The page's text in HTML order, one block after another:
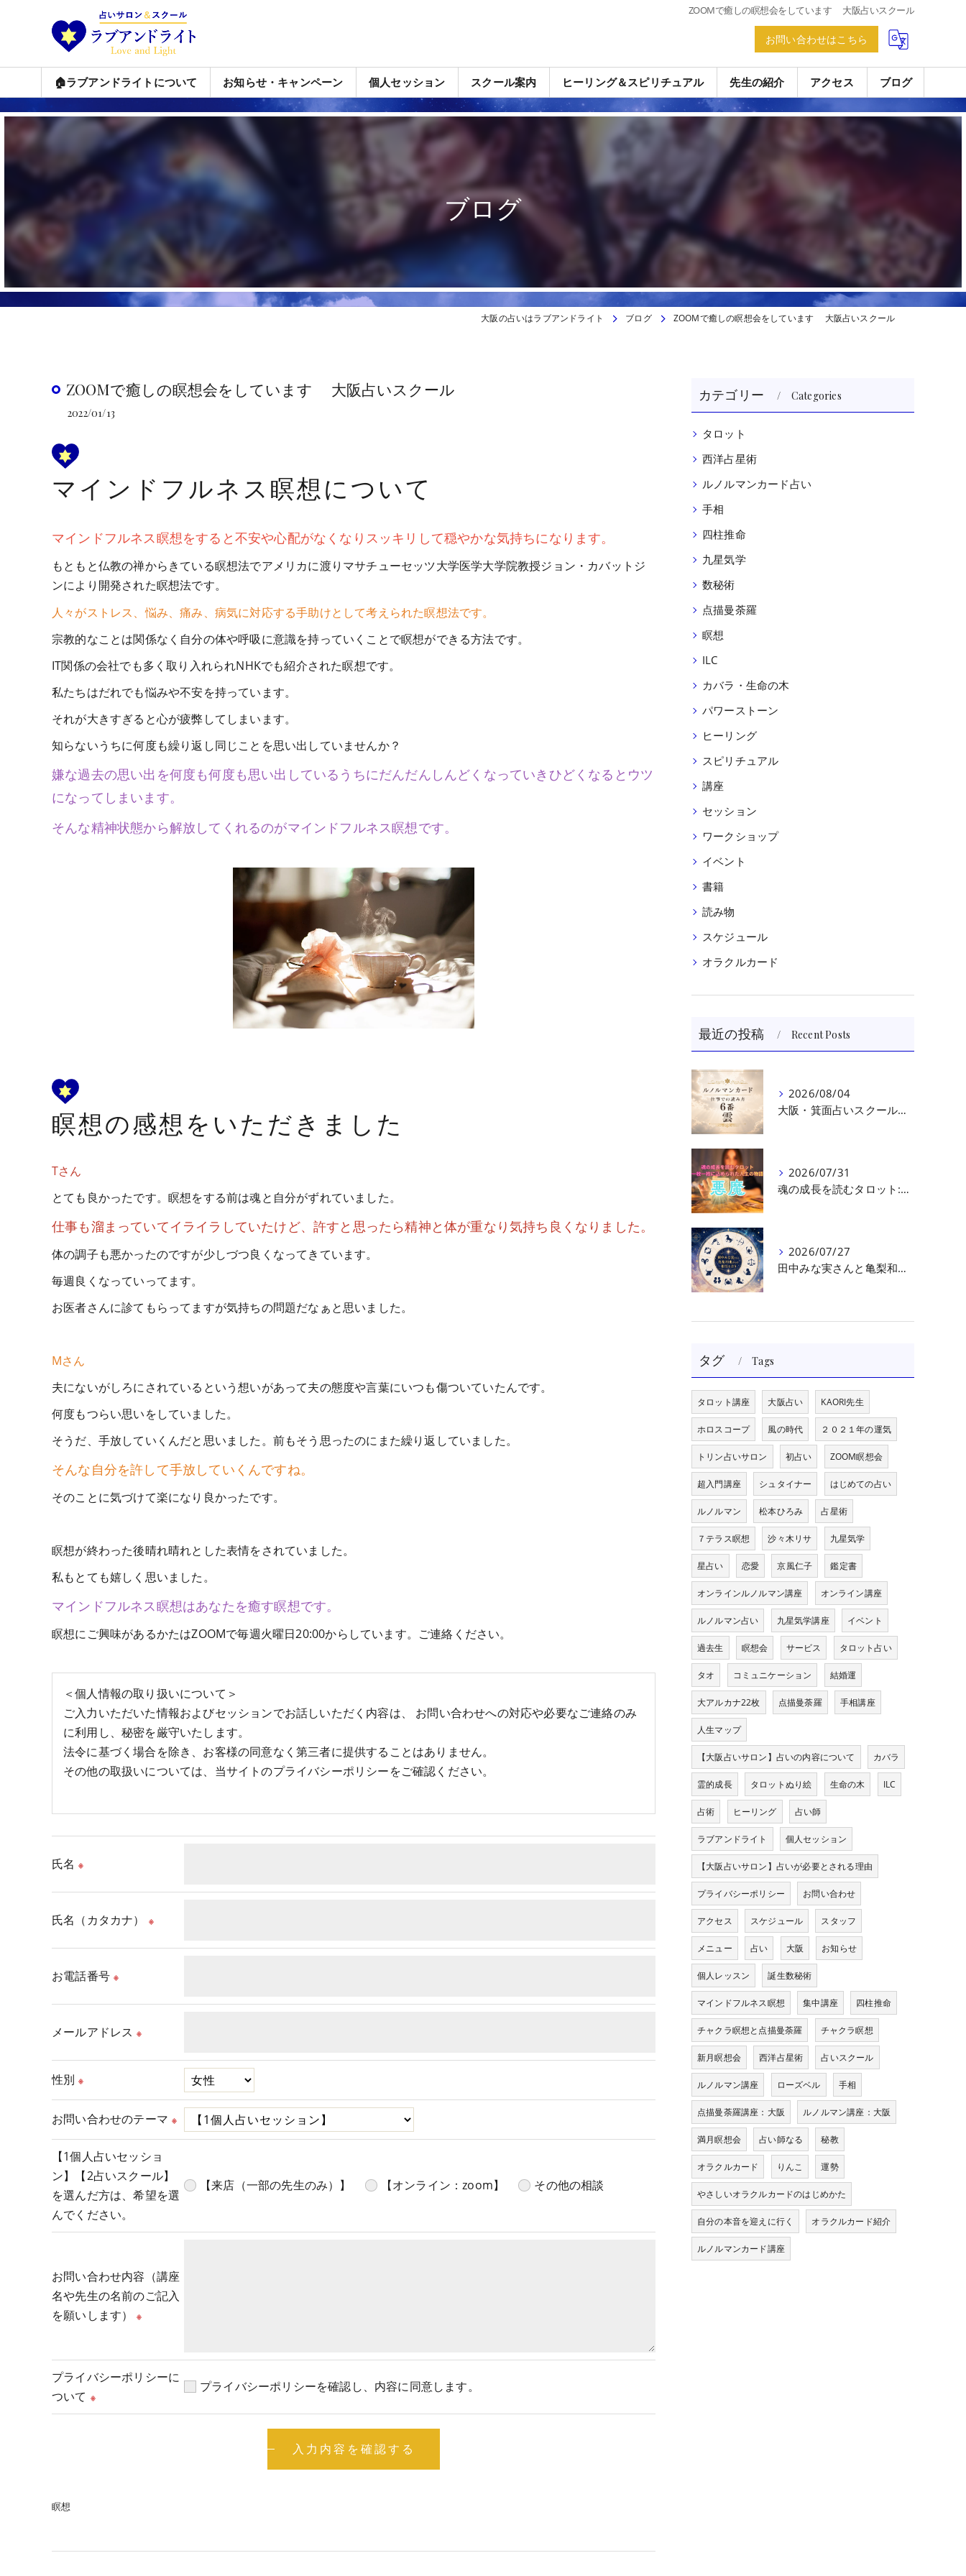
ZOOMで癒しの瞑想会をしています 大阪占いスクール
お問い合わせはこちら
🏠ラブアンドライトについて お知らせ・キャンペーン 個人セッション スクール案内 ヒーリング＆スピリチュアル 先生の紹介 アクセス ブログ
ブログ
大阪の占いはラブアンドライト ブログ ZOOMで癒しの瞑想会をしています 大阪占いスクール
ZOOMで癒しの瞑想会をしています 大阪占いスクール
2022/01/13
マインドフルネス瞑想について
マインドフルネス瞑想をすると不安や心配がなくなりスッキリして穏やかな気持ちになります。
もともと仏教の禅からきている瞑想法でアメリカに渡りマサチューセッツ大学医学大学院教授ジョン・カバットジ
ンにより開発された瞑想法です。
人々がストレス、悩み、痛み、病気に対応する手助けとして考えられた瞑想法です。
宗教的なことは関係なく自分の体や呼吸に意識を持っていくことで瞑想ができる方法です。
IT関係の会社でも多く取り入れられNHKでも紹介された瞑想です。
私たちはだれでも悩みや不安を持っています。
それが大きすぎると心が疲弊してしまいます。
知らないうちに何度も繰り返し同じことを思い出していませんか？
嫌な過去の思い出を何度も何度も思い出しているうちにだんだんしんどくなっていきひどくなるとウツ
になってしまいます。
そんな精神状態から解放してくれるのがマインドフルネス瞑想です。
瞑想の感想をいただきました
Tさん
とても良かったです。瞑想をする前は魂と自分がずれていました。
仕事も溜まっていてイライラしていたけど、許すと思ったら精神と体が重なり気持ち良くなりました。
体の調子も悪かったのですが少しづつ良くなってきています。
毎週良くなっていってます。
お医者さんに診てもらってますが気持ちの問題だなぁと思いました。
Mさん
夫にないがしろにされているという想いがあって夫の態度や言葉にいつも傷ついていたんです。
何度もつらい思いをしていました。
そうだ、手放していくんだと思いました。前もそう思ったのにまた繰り返していました。
そんな自分を許して手放していくんですね。
そのことに気づけて楽になり良かったです。
瞑想が終わった後晴れ晴れとした表情をされていました。
私もとても嬉しく思いました。
マインドフルネス瞑想はあなたを癒す瞑想です。
瞑想にご興味があるかたはZOOMで毎週火曜日20:00からしています。ご連絡ください。
＜個人情報の取り扱いについて＞
ご入力いただいた情報およびセッションでお話しいただく内容は、 お問い合わせへの対応や必要なご連絡のみ
に利用し、秘密を厳守いたします。
法令に基づく場合を除き、お客様の同意なく第三者に提供することはありません。
その他の取扱いについては、当サイトのプライバシーポリシーをご確認ください。
氏名 ※
氏名（カタカナ） ※
お電話番号 ※
メールアドレス ※
性別 ※
お問い合わせのテーマ ※
【1個人占いセッショ
ン】【2占いスクール】
を選んだ方は、希望を選
んでください。
【来店（一部の先生のみ）】 【オンライン：zoom】 その他の相談
お問い合わせ内容（講座
名や先生の名前のご記入
を願いします）
※
プライバシーポリシーに
ついて ※
プライバシーポリシーを確認し、内容に同意します。
瞑想
カテゴリー Categories
タロット
西洋占星術
ルノルマンカード占い
手相
四柱推命
九星気学
数秘術
点描曼荼羅
瞑想
ILC
カバラ・生命の木
パワーストーン
ヒーリング
スピリチュアル
講座
セッション
ワークショップ
イベント
書籍
読み物
スケジュール
オラクルカード
最近の投稿 Recent Posts
2026/08/04
大阪・箕面占いスクール 原 史恵 | ルノルマンカード読み方のコツ「雲」 仕事をテーマに占った場合
2026/07/31
魂の成長を読むタロット:悪魔（第十七回目）｜大阪・箕面占いスクールラブアンドライト
2026/07/27
田中みな実さんと亀梨和也さんの相性を読む｜大阪・箕面占いスクールラブアンドライト
タグ Tags
タロット講座 大阪占い KAORI先生
ホロスコープ 風の時代 ２０２１年の運気
トリン占いサロン 初占い ZOOM瞑想会
超入門講座 シュタイナー はじめての占い
ルノルマン 松本ひろみ 占星術
７テラス瞑想 沙々木リサ 九星気学
星占い 恋愛 京風仁子 鑑定書
オンラインルノルマン講座 オンライン講座
ルノルマン占い 九星気学講座 イベント
過去生 瞑想会 サービス タロット占い
タオ コミュニケーション 結婚運
大アルカナ22枚 点描曼荼羅 手相講座
人生マップ
【大阪占いサロン】占いの内容について カバラ
霊的成長 タロットぬり絵 生命の木 ILC
占術 ヒーリング 占い師
ラブアンドライト 個人セッション
【大阪占いサロン】占いが必要とされる理由
プライバシーポリシー お問い合わせ
アクセス スケジュール スタッフ
メニュー 占い 大阪 お知らせ
個人レッスン 誕生数秘術
マインドフルネス瞑想 集中講座 四柱推命
チャクラ瞑想と点描曼荼羅 チャクラ瞑想
新月瞑想会 西洋占星術 占いスクール
ルノルマン講座 ローズベル 手相
点描曼荼羅講座：大阪 ルノルマン講座：大阪
満月瞑想会 占い師なる 秘教
オラクルカード りんこ 運勢
やさしいオラクルカードのはじめかた
自分の本音を迎えに行く オラクルカード紹介
ルノルマンカード講座